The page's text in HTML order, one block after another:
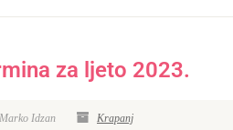
za ljeto 2023.
Idzan Krapanj